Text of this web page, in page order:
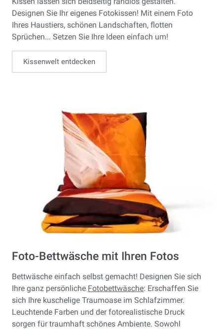
Designen Sie Ihr eigenes Fotokissen! Mit einem Foto
Ihres Haustiers, schönen Landschaften, flotten
Sprüchen... Setzen Sie Ihre Ideen einfach um!
Kissenwelt entdecken
Foto-Bettwäsche mit Ihren Fotos
Bettwäsche einfach selbst gemacht! Designen Sie sich
Ihre ganz persönliche Fotobettwäsche: Erschaffen Sie
sich Ihre kuschelige Traumoase im Schlafzimmer.
Leuchtende Farben und der fotorealistische Druck
sorgen für traumhaft schönes Ambiente. Sowohl